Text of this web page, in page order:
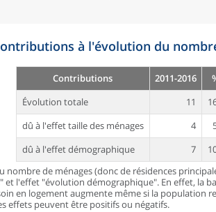
à l'évolution du
Contributions 2011-2016
Évolution totale
11
dû à l'effet taille des ménages
4
dû à l'effet démographique
7
nombre de ménages (donc de résidences
et l'effet "évolution démographique". En effet, la
en logement augmente même si la population
effets peuvent être positifs ou négatifs.